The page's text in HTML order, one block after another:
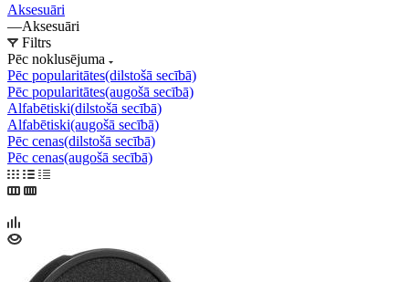
Aksesuāri
—Aksesuāri
Filtrs
Pēc noklusējuma
Pēc popularitātes(dilstošā secībā)
Pēc popularitātes(augošā secībā)
Alfabētiski(dilstošā secībā)
Alfabētiski(augošā secībā)
Pēc cenas(dilstošā secībā)
Pēc cenas(augošā secībā)